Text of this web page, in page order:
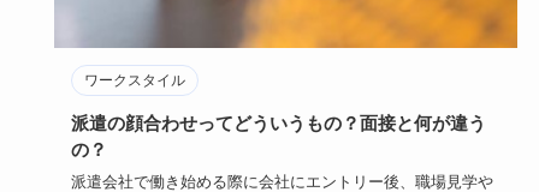
ワークスタイル
派遣の顔合わせってどういうもの？面接と何が違う
の？
派遣会社で働き始める際に会社にエントリー後、職場見学や